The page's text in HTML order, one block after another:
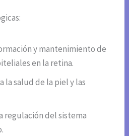
y mantenimiento de
en la retina.
la salud de la piel y las
regulación del sistema